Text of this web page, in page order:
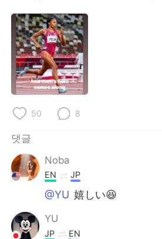
50 8
댓글
Noba
EN JP
@YU 嬉しい😆
YU
JP EN